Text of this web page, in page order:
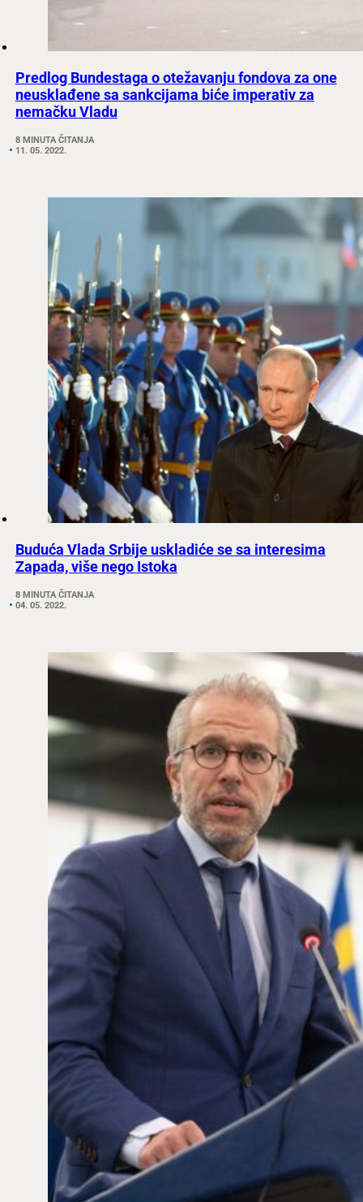
Predlog Bundestaga o otežavanju fondova za one
neusklađene sa sankcijama biće imperativ za
nemačku Vladu
8 MINUTA ČITANJA
11. 05. 2022.
Buduća Vlada Srbije uskladiće se sa interesima
Zapada, više nego Istoka
8 MINUTA ČITANJA
04. 05. 2022.